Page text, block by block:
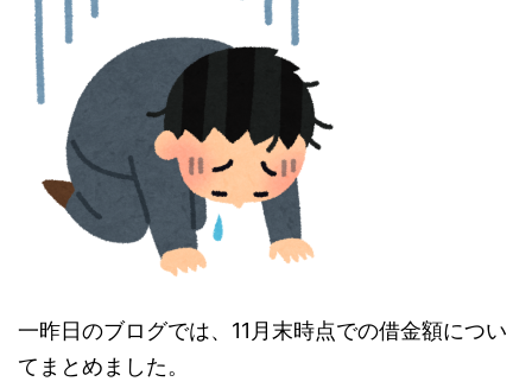
一昨日のブログでは、11月末時点での借金額につい
てまとめました。